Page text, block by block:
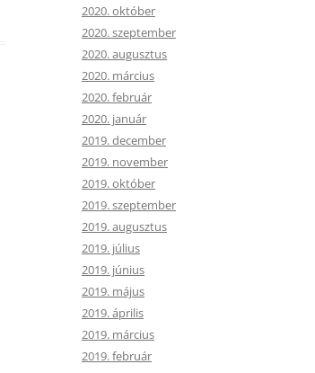
2020. október
2020. szeptember
2020. augusztus
2020. március
2020. február
2020. január
2019. december
2019. november
2019. október
2019. szeptember
2019. augusztus
2019. július
2019. június
2019. május
2019. április
2019. március
2019. február